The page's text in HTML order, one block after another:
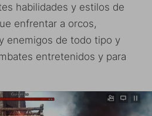
habilidades y estilos de
enfrentar a orcos,
enemigos de todo tipo y
entretenidos y para